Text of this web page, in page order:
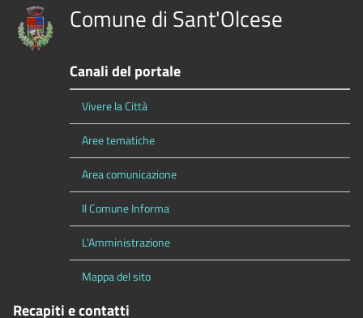
Comune di Sant'Olcese
Canali del portale
Vivere la Città
Aree tematiche
Area comunicazione
Il Comune Informa
L'Amministrazione
Mappa del sito
Recapiti e contatti